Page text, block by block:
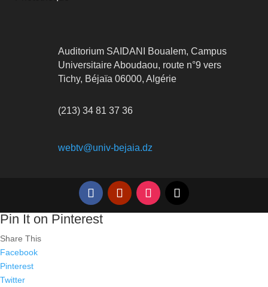
Auditorium SAIDANI Boualem, Campus
Universitaire Aboudaou, route n°9 vers
Tichy, Béjaïa 06000, Algérie
(213) 34 81 37 36
webtv@univ-bejaia.dz
Pin It on Pinterest
Share This
Facebook
Pinterest
Twitter